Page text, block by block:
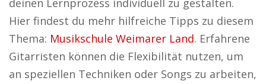
deinen Lernprozess individuell zu gestalten.
Hier findest du mehr hilfreiche Tipps zu diesem
Thema: Musikschule Weimarer Land. Erfahrene
Gitarristen können die Flexibilität nutzen, um
an speziellen Techniken oder Songs zu arbeiten,